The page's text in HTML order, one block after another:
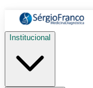
Institucional